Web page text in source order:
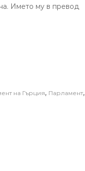
Името му в превод
на Гърция, Парламент,